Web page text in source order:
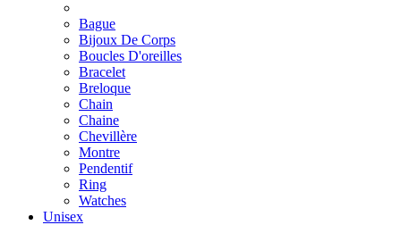
Bague
Bijoux De Corps
Boucles D'oreilles
Bracelet
Breloque
Chain
Chaine
Chevillère
Montre
Pendentif
Ring
Watches
Unisex